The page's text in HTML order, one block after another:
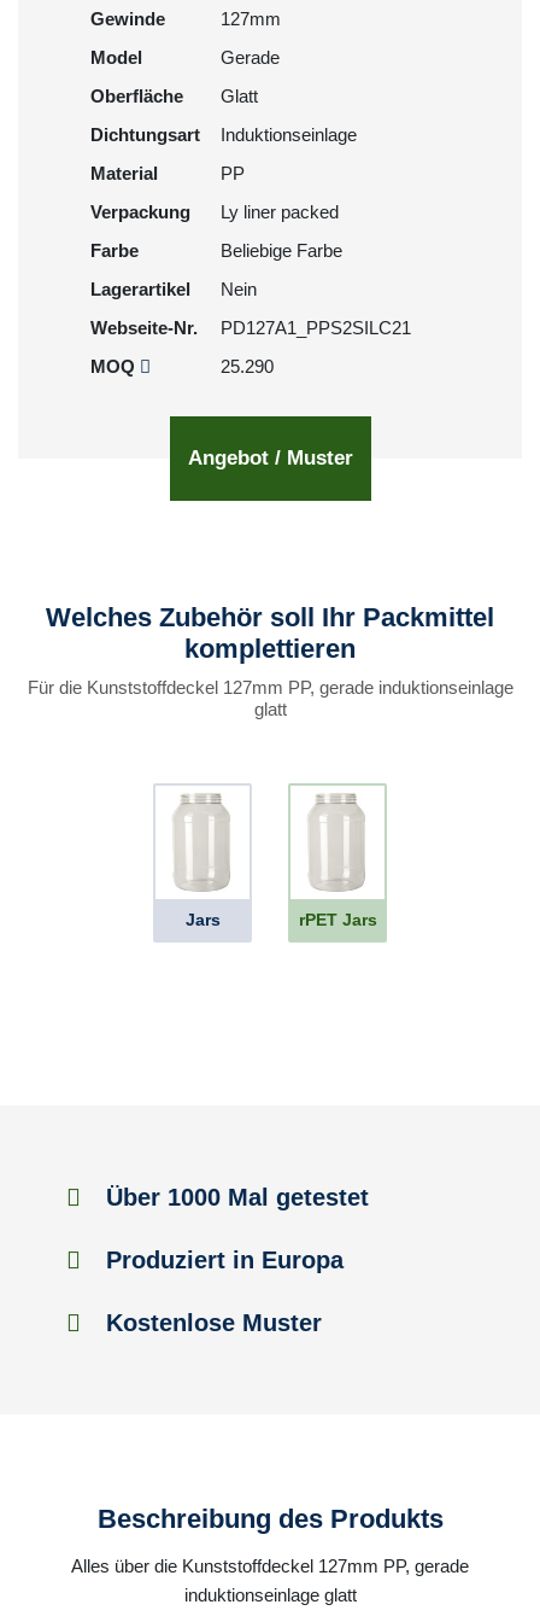
Gewinde
127mm
Model
Gerade
Oberfläche
Glatt
Dichtungsart
Induktionseinlage
Material
PP
Verpackung
Ly liner packed
Farbe
Beliebige Farbe
Lagerartikel
Nein
Webseite-Nr.
PD127A1_PPS2SILC21
MOQ
25.290
Angebot / Muster
Welches Zubehör soll Ihr Packmittel
komplettieren
Für die Kunststoffdeckel 127mm PP, gerade induktionseinlage
glatt
Jars rPET Jars
Über 1000 Mal getestet
Produziert in Europa
Kostenlose Muster
Beschreibung des Produkts
Alles über die Kunststoffdeckel 127mm PP, gerade
induktionseinlage glatt